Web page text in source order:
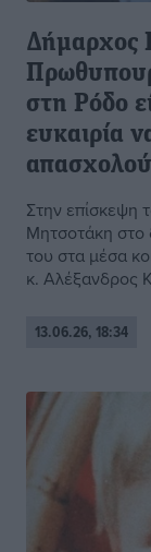
Δήμαρχος
στη Ρόδο
ευκαιρία
Στην επίσκεψη
Μητσοτάκη στο
του στα μέσα
κ. Αλέξανδρος
13.06.26, 18:34